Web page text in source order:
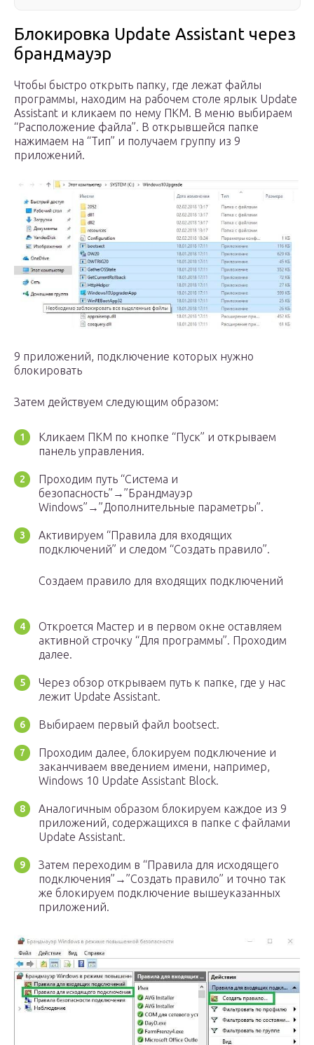
Блокировка Update Assistant через
брандмауэр
Чтобы быстро открыть папку, где лежат файлы
программы, находим на рабочем столе ярлык Update
Assistant и кликаем по нему ПКМ. В меню выбираем
“Расположение файла”. В открывшейся папке
нажимаем на “Тип” и получаем группу из 9
приложений.
9 приложений, подключение которых нужно
блокировать
Затем действуем следующим образом:
Кликаем ПКМ по кнопке “Пуск” и открываем
панель управления.
Проходим путь “Система и
безопасность”→”Брандмауэр
Windows”→”Дополнительные параметры”.
Активируем “Правила для входящих
подключений” и следом “Создать правило”.
Создаем правило для входящих подключений
Откроется Мастер и в первом окне оставляем
активной строчку “Для программы”. Проходим
далее.
Через обзор открываем путь к папке, где у нас
лежит Update Assistant.
Выбираем первый файл bootsect.
Проходим далее, блокируем подключение и
заканчиваем введением имени, например,
Windows 10 Update Assistant Block.
Аналогичным образом блокируем каждое из 9
приложений, содержащихся в папке с файлами
Update Assistant.
Затем переходим в “Правила для исходящего
подключения”→”Создать правило” и точно так
же блокируем подключение вышеуказанных
приложений.